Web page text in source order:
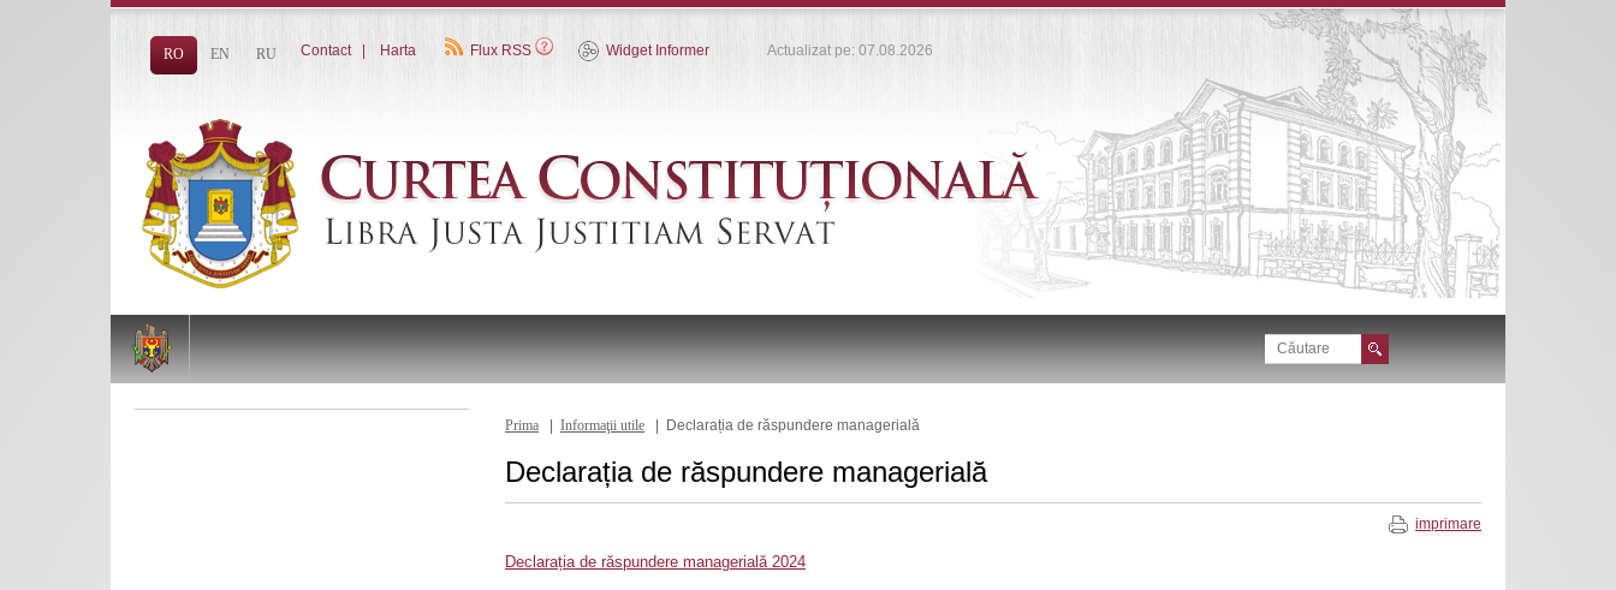
RO EN RU Contact Harta Flux RSS Widget Informer Actualizat pe: 07.08.2026
Prima Informaţii utile | Declarația de răspundere managerială
Declarația de răspundere managerială
imprimare
Declarația de răspundere managerială 2024